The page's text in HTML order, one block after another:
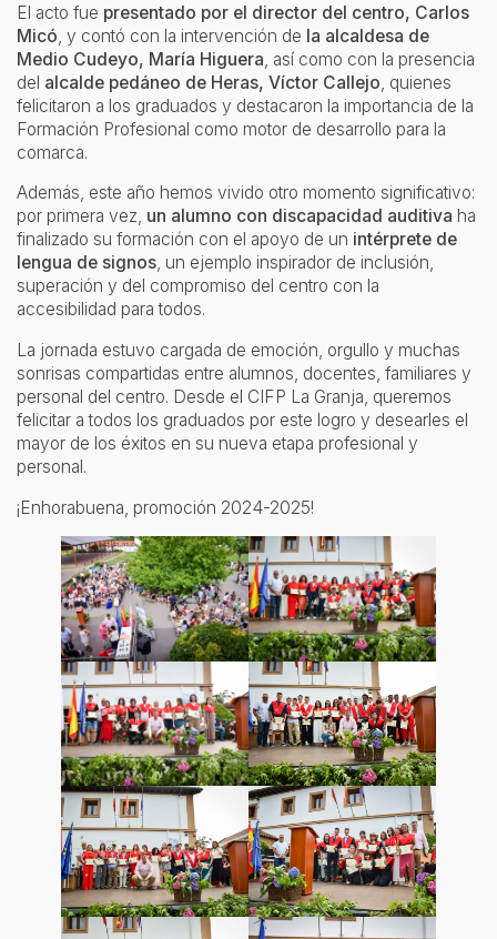
El acto fue presentado por el director del centro, Carlos
Micó , y contó con la intervención de la alcaldesa de
Medio Cudeyo, María Higuera , así como con la presencia
del alcalde pedáneo de Heras, Víctor Callejo , quienes
felicitaron a los graduados y destacaron la importancia de la
Formación Profesional como motor de desarrollo para la
comarca.
Además, este año hemos vivido otro momento significativo:
por primera vez, un alumno con discapacidad auditiva ha
finalizado su formación con el apoyo de un intérprete de
lengua de signos, un ejemplo inspirador de inclusión,
superación y del compromiso del centro con la
accesibilidad para todos.
La jornada estuvo cargada de emoción, orgullo y muchas
sonrisas compartidas entre alumnos, docentes, familiares y
personal del centro. Desde el CIFP La Granja, queremos
felicitar a todos los graduados por este logro y desearles el
mayor de los éxitos en su nueva etapa profesional y
personal.
¡Enhorabuena, promoción 2024-2025!